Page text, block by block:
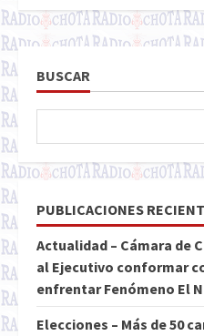
BUSCAR
PUBLICACIONES
Actualidad – Cámara de
al Ejecutivo conformar
enfrentar Fenómeno El
Elecciones – Más de 50